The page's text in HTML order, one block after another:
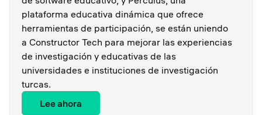
plataforma educativa dinámica que ofrece
herramientas de participación, se están uniendo
a Constructor Tech para mejorar las experiencias
de investigación y educativas de las
universidades e instituciones de investigación
turcas.
Lee ahora